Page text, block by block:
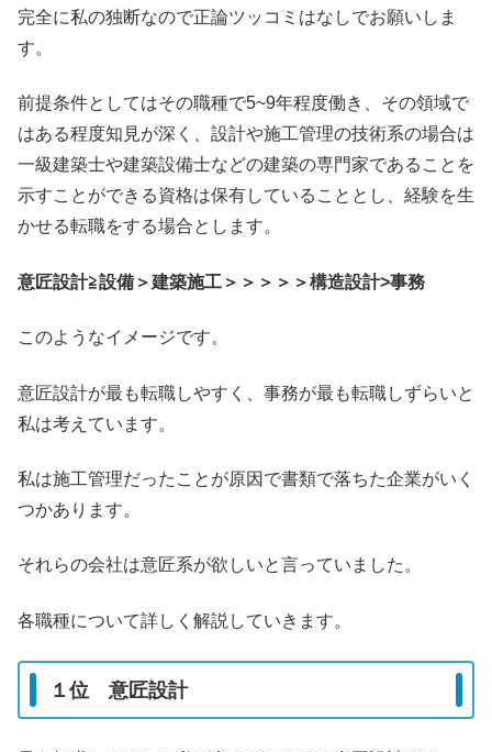
完全に私の独断なので正論ツッコミはなしでお願いしま
す。
前提条件としてはその職種で5~9年程度働き、その領域で
はある程度知見が深く、設計や施工管理の技術系の場合は
一級建築士や建築設備士などの建築の専門家であることを
示すことができる資格は保有していることとし、経験を生
かせる転職をする場合とします。
意匠設計≧設備＞建築施工＞＞＞＞＞構造設計>事務
このようなイメージです。
意匠設計が最も転職しやすく、事務が最も転職しずらいと
私は考えています。
私は施工管理だったことが原因で書類で落ちた企業がいく
つかあります。
それらの会社は意匠系が欲しいと言っていました。
各職種について詳しく解説していきます。
１位 意匠設計